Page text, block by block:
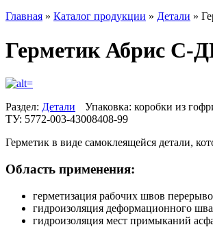
Главная » Каталог продукции » Детали »
Герметик Абрис С-
Раздел: Детали
Упаковка: коробки из
ТУ: 5772-003-43008408-99
Герметик в виде самоклеящейся детали,
Область применения:
герметизация рабочих швов
гидроизоляция деформационного
гидроизоляция мест примыканий